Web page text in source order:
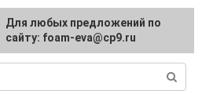
и гадания
Для любых предложений по
сайту: foam-eva@cp9.ru